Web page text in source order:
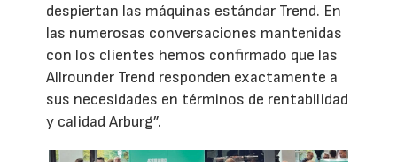
despiertan las máquinas estándar Trend. En
las numerosas conversaciones mantenidas
con los clientes hemos confirmado que las
Allrounder Trend responden exactamente a
sus necesidades en términos de rentabilidad
y calidad Arburg”.